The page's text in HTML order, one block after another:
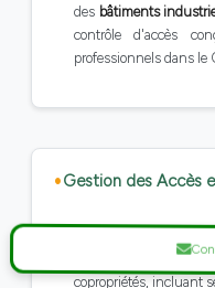
des bâtiments
contrôle d'accès
professionnels dans le
Gestion des Accès
nous proposons
copropriétés, incluant